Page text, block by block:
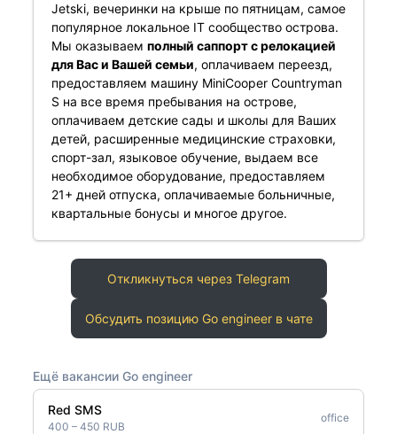
Jetski, вечеринки на крыше по пятницам, самое
популярное локальное IT сообщество острова.
Мы оказываем полный саппорт с релокацией
для Вас и Вашей семьи, оплачиваем переезд,
предоставляем машину MiniCooper Countryman
S на все время пребывания на острове,
оплачиваем детские сады и школы для Ваших
детей, расширенные медицинские страховки,
спорт-зал, языковое обучение, выдаем все
необходимое оборудование, предоставляем
21+ дней отпуска, оплачиваемые больничные,
квартальные бонусы и многое другое.
Откликнуться через Telegram
Обсудить позицию Go engineer в чате
Ещё вакансии Go engineer
Red SMS
400 – 450 RUB
office